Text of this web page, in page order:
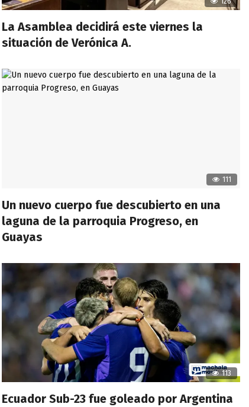
La Asamblea decidirá este viernes la
situación de Verónica A.
111
Un nuevo cuerpo fue descubierto en una
laguna de la parroquia Progreso, en
Guayas
113
Ecuador Sub-23 fue goleado por Argentina